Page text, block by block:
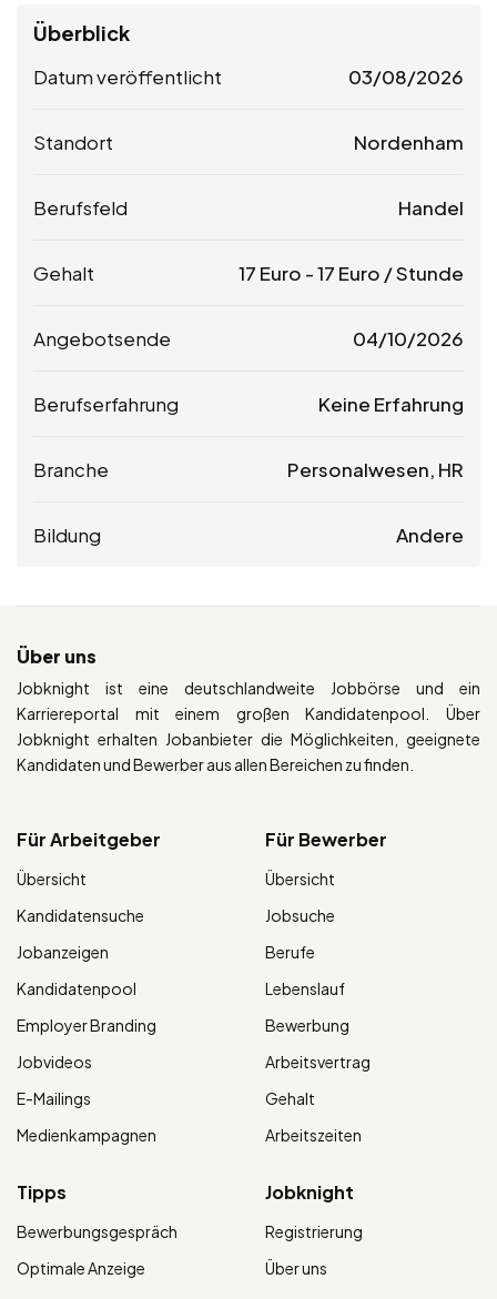
Überblick
Datum veröffentlicht 03/08/2026
Standort Nordenham
Berufsfeld Handel
Gehalt 17 Euro -17 Euro / Stunde
Angebotsende 04/10/2026
Berufserfahrung Keine Erfahrung
Branche Personalwesen, HR
Bildung Andere
Über uns
Jobknight ist eine deutschlandweite Jobbörse und ein
Karriereportal mit einem großen Kandidatenpool. Über
Jobknight erhalten Jobanbieter die Möglichkeiten, geeignete
Kandidaten und Bewerber aus allen Bereichen zu finden.
Für Arbeitgeber
Übersicht
Kandidatensuche
Jobanzeigen
Kandidatenpool
Employer Branding
Jobvideos
E-Mailings
Medienkampagnen
Für Bewerber
Übersicht
Jobsuche
Berufe
Lebenslauf
Bewerbung
Arbeitsvertrag
Gehalt
Arbeitszeiten
Tipps
Bewerbungsgespräch
Optimale Anzeige
Jobknight
Registrierung
Über uns